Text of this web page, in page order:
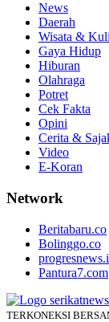
News
Daerah
Wisata &
Gaya Hidup
Hiburan
Olahraga
Potret
Cek Fakta
Opini
Cerita &
Video
E-Koran
Network
Beritabaru.co
Bolinggo.co
Pantura7.com
TERKONEKSI